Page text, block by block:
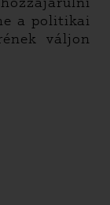
a politikai
váljon